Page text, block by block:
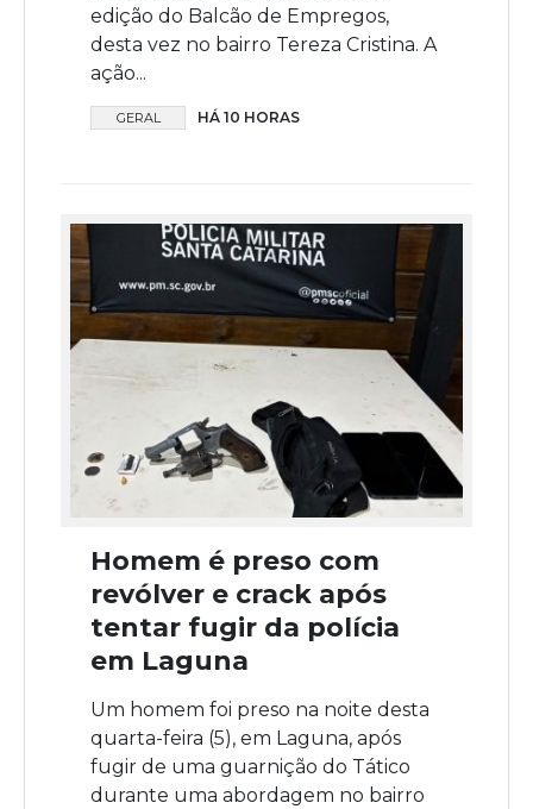
edição do Balcão de Empregos,
desta vez no bairro Tereza Cristina. A
ação...
GERAL HÁ 10 HORAS
Homem é preso com
revólver e crack após
tentar fugir da polícia
em Laguna
Um homem foi preso na noite desta
quarta-feira (5), em Laguna, após
fugir de uma guarnição do Tático
durante uma abordagem no bairro